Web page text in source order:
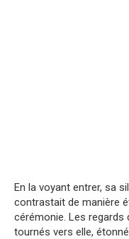
En la voyant entrer, sa
contrastait de manière
cérémonie. Les
tournés vers elle,